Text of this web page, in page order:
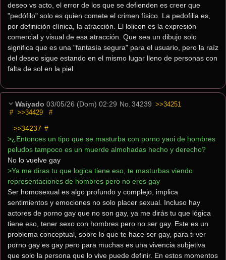
deseo vs acto, el error de los que se defienden es creer que
"pedófilo" solo es quien comete el crimen físico. La pedofilia es,
por definición clínica, la atracción. El lolicon es la expresión
comercial y visual de esa atracción. Que sea un dibujo solo
significa que es una "fantasía segura" para el usuario, pero la raíz
del deseo sigue estando en el mismo lugar lleno de personas con
falta de sol en la piel
Waiyado 03/05/26 (Dom) 02:29 No. 34239 >>34251
# >>34429 #
>>34237 #
>¿Entonces un tipo que se masturba con porno yaoi de hombres
peludos tampoco es un muerde almohadas hecho y derecho?
No lo vuelve gay
>Ya me diras tu que logica tiene eso, te masturbas viendo
representaciones de hombres pero no eres gay
Ser homosexual es algo profundo y complejo, implica
sentimientos y emociones no solo placer sexual. Incluso hay
actores de porno gay que no son gay, ya me dirás tu que lógica
tiene eso, tener sexo con hombres pero no ser gay. Este es un
problema conceptual, sobre lo que te hace ser gay, para ti ver
porno gay es gay pero para muchas es una vivencia subjetiva
que solo la persona que lo vive puede definir. En estos momentos